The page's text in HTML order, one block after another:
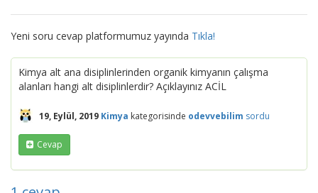
Yeni soru cevap platformumuz yayında Tıkla!
Kimya alt ana disiplinlerinden organik kimyanın çalışma
alanları hangi alt disiplinlerdir? Açıklayınız ACİL
19, Eylül, 2019 Kimya kategorisinde odevvebilim sordu
Cevap